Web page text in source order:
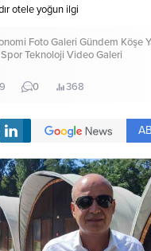
otele yoğun ilgi
Foto Galeri Gündem Köşe
SporTeknoloji Video Galeri
0 368